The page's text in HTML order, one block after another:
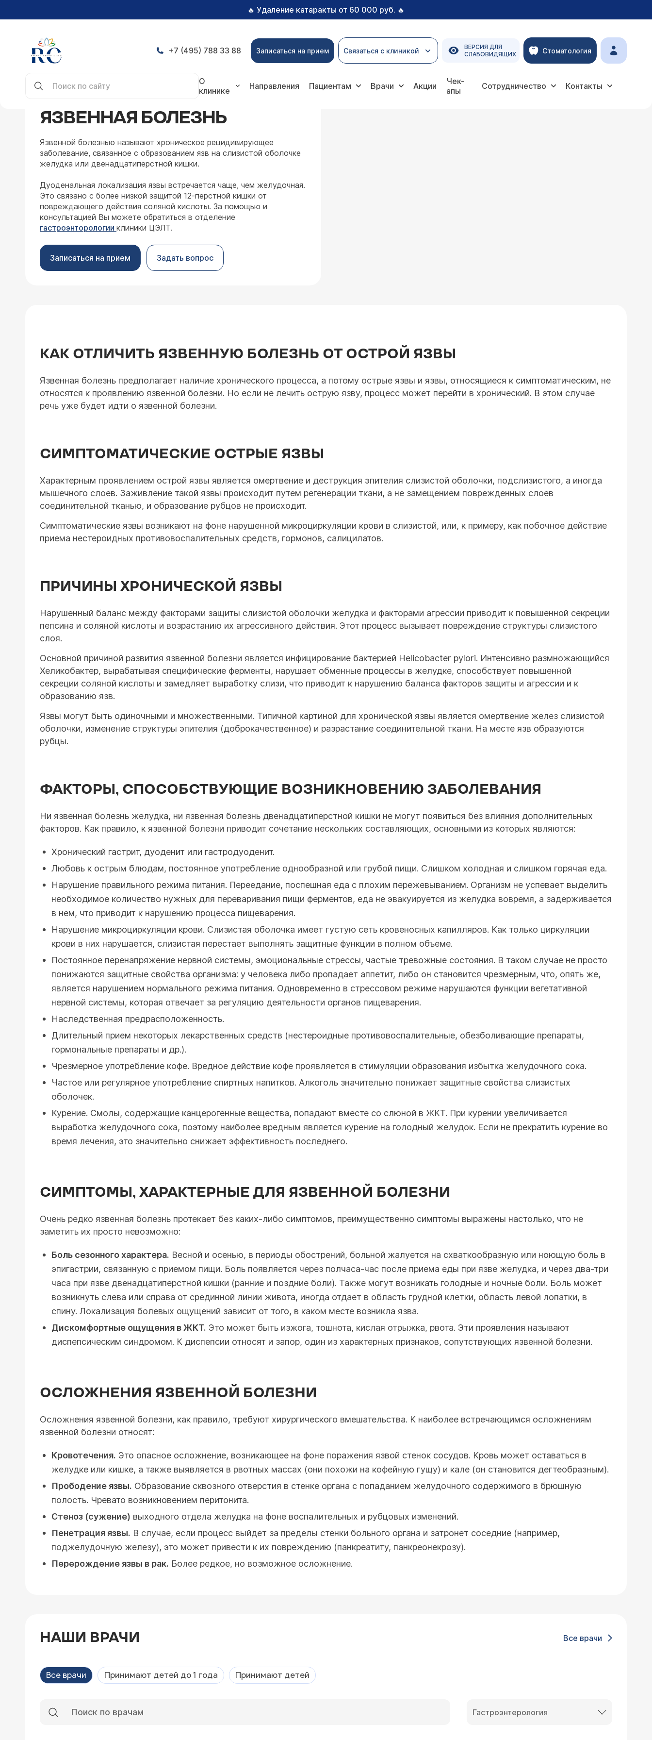
🔥 Удаление катаракты от 60 000 руб. 🔥
+7 (495) 788 33 88 Записаться на прием Связаться с клиникой
ВЕРСИЯ ДЛЯ
СЛАБОВИДЯЩИХ
Стоматология
О
клинике
Направления Пациентам Врачи Акции
Чек-
апы
Сотрудничество Контакты
ЯЗВЕННАЯ БОЛЕЗНЬ
Язвенной болезнью называют хроническое рецидивирующее
заболевание, связанное с образованием язв на слизистой оболочке
желудка или двенадцатиперстной кишки.
Дуоденальная локализация язвы встречается чаще, чем желудочная.
Это связано с более низкой защитой 12-перстной кишки от
повреждающего действия соляной кислоты. За помощью и
консультацией Вы можете обратиться в отделение
гастроэнторологии клиники ЦЭЛТ.
Записаться на прием Задать вопрос
КАК ОТЛИЧИТЬ ЯЗВЕННУЮ БОЛЕЗНЬ ОТ ОСТРОЙ ЯЗВЫ
Язвенная болезнь предполагает наличие хронического процесса, а потому острые язвы и язвы, относящиеся к симптоматическим, не
относятся к проявлению язвенной болезни. Но если не лечить острую язву, процесс может перейти в хронический. В этом случае
речь уже будет идти о язвенной болезни.
СИМПТОМАТИЧЕСКИЕ ОСТРЫЕ ЯЗВЫ
Характерным проявлением острой язвы является омертвение и деструкция эпителия слизистой оболочки, подслизистого, а иногда
мышечного слоев. Заживление такой язвы происходит путем регенерации ткани, а не замещением поврежденных слоев
соединительной тканью, и образование рубцов не происходит.
Симптоматические язвы возникают на фоне нарушенной микроциркуляции крови в слизистой, или, к примеру, как побочное действие
приема нестероидных противовоспалительных средств, гормонов, салицилатов.
ПРИЧИНЫ ХРОНИЧЕСКОЙ ЯЗВЫ
Нарушенный баланс между факторами защиты слизистой оболочки желудка и факторами агрессии приводит к повышенной секреции
пепсина и соляной кислоты и возрастанию их агрессивного действия. Этот процесс вызывает повреждение структуры слизистого
слоя.
Основной причиной развития язвенной болезни является инфицирование бактерией Helicobacter pylori. Интенсивно размножающийся
Хеликобактер, вырабатывая специфические ферменты, нарушает обменные процессы в желудке, способствует повышенной
секреции соляной кислоты и замедляет выработку слизи, что приводит к нарушению баланса факторов защиты и агрессии и к
образованию язв.
Язвы могут быть одиночными и множественными. Типичной картиной для хронической язвы является омертвение желез слизистой
оболочки, изменение структуры эпителия (доброкачественное) и разрастание соединительной ткани. На месте язв образуются
рубцы.
ФАКТОРЫ, СПОСОБСТВУЮЩИЕ ВОЗНИКНОВЕНИЮ ЗАБОЛЕВАНИЯ
Ни язвенная болезнь желудка, ни язвенная болезнь двенадцатиперстной кишки не могут появиться без влияния дополнительных
факторов. Как правило, к язвенной болезни приводит сочетание нескольких составляющих, основными из которых являются:
Хронический гастрит, дуоденит или гастродуоденит.
Любовь к острым блюдам, постоянное употребление однообразной или грубой пищи. Слишком холодная и слишком горячая еда.
Нарушение правильного режима питания. Переедание, поспешная еда с плохим пережевыванием. Организм не успевает выделить
необходимое количество нужных для переваривания пищи ферментов, еда не эвакуируется из желудка вовремя, а задерживается
в нем, что приводит к нарушению процесса пищеварения.
Нарушение микроциркуляции крови. Слизистая оболочка имеет густую сеть кровеносных капилляров. Как только циркуляции
крови в них нарушается, слизистая перестает выполнять защитные функции в полном объеме.
Постоянное перенапряжение нервной системы, эмоциональные стрессы, частые тревожные состояния. В таком случае не просто
понижаются защитные свойства организма: у человека либо пропадает аппетит, либо он становится чрезмерным, что, опять же,
является нарушением нормального режима питания. Одновременно в стрессовом режиме нарушаются функции вегетативной
нервной системы, которая отвечает за регуляцию деятельности органов пищеварения.
Наследственная предрасположенность.
Длительный прием некоторых лекарственных средств (нестероидные противовоспалительные, обезболивающие препараты,
гормональные препараты и др.).
Чрезмерное употребление кофе. Вредное действие кофе проявляется в стимуляции образования избытка желудочного сока.
Частое или регулярное употребление спиртных напитков. Алкоголь значительно понижает защитные свойства слизистых
оболочек.
Курение. Смолы, содержащие канцерогенные вещества, попадают вместе со слюной в ЖКТ. При курении увеличивается
выработка желудочного сока, поэтому наиболее вредным является курение на голодный желудок. Если не прекратить курение во
время лечения, это значительно снижает эффективность последнего.
СИМПТОМЫ, ХАРАКТЕРНЫЕ ДЛЯ ЯЗВЕННОЙ БОЛЕЗНИ
Очень редко язвенная болезнь протекает без каких-либо симптомов, преимущественно симптомы выражены настолько, что не
заметить их просто невозможно:
Боль сезонного характера. Весной и осенью, в периоды обострений, больной жалуется на схваткообразную или ноющую боль в
эпигастрии, связанную с приемом пищи. Боль появляется через полчаса-час после приема еды при язве желудка, и через два-три
часа при язве двенадцатиперстной кишки (ранние и поздние боли). Также могут возникать голодные и ночные боли. Боль может
возникнуть слева или справа от срединной линии живота, иногда отдает в область грудной клетки, область левой лопатки, в
спину. Локализация болевых ощущений зависит от того, в каком месте возникла язва.
Дискомфортные ощущения в ЖКТ. Это может быть изжога, тошнота, кислая отрыжка, рвота. Эти проявления называют
диспепсическим синдромом. К диспепсии относят и запор, один из характерных признаков, сопутствующих язвенной болезни.
ОСЛОЖНЕНИЯ ЯЗВЕННОЙ БОЛЕЗНИ
Осложнения язвенной болезни, как правило, требуют хирургического вмешательства. К наиболее встречающимся осложнениям
язвенной болезни относят:
Кровотечения. Это опасное осложнение, возникающее на фоне поражения язвой стенок сосудов. Кровь может оставаться в
желудке или кишке, а также выявляется в рвотных массах (они похожи на кофейную гущу) и кале (он становится дегтеобразным).
Прободение язвы. Образование сквозного отверстия в стенке органа с попаданием желудочного содержимого в брюшную
полость. Чревато возникновением перитонита.
Стеноз (сужение) выходного отдела желудка на фоне воспалительных и рубцовых изменений.
Пенетрация язвы. В случае, если процесс выйдет за пределы стенки больного органа и затронет соседние (например,
поджелудочную железу), это может привести к их повреждению (панкреатиту, панкреонекрозу).
Перерождение язвы в рак. Более редкое, но возможное осложнение.
НАШИ ВРАЧИ Все врачи
Все врачи Принимают детей до 1 года Принимают детей
Гастроэнтерология